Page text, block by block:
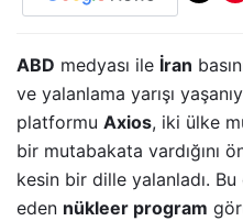
ABD medyası ile İran
ve yalanlama yarışı
platformu Axios, iki ülke
bir mutabakata vardığını
kesin bir dille yalanladı.
eden nükleer program